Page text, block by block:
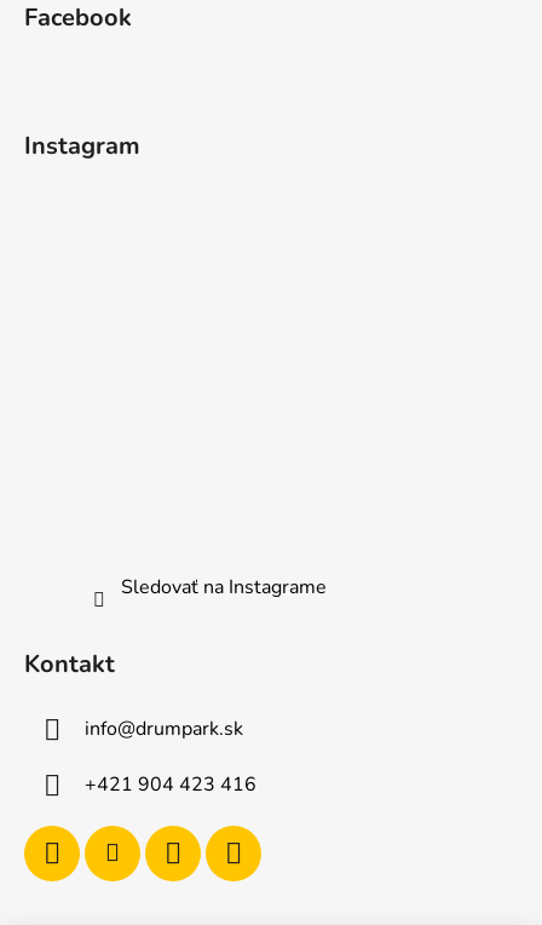
Facebook
Instagram
Sledovať na Instagrame
Kontakt
info@drumpark.sk
+421 904 423 416